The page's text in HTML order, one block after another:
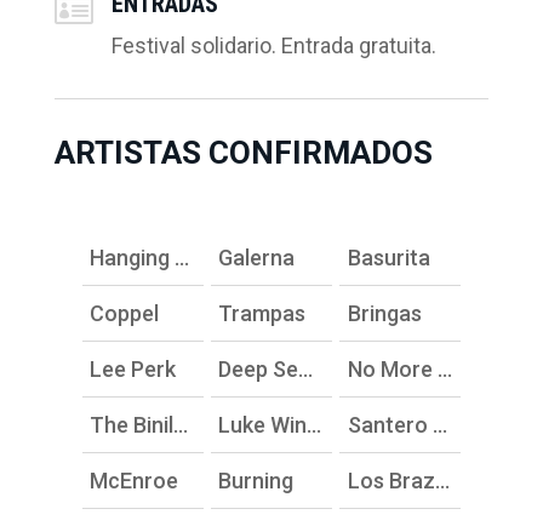

Festival solidario. Entrada gratuita.
ARTISTAS CONFIRMADOS
Hanging Stars Galerna Basurita
Coppel Trampas Bringas
Lee Perk Deep Sea Monk No More Bullshit
The Binilos y Rock & Kids Luke Winslow-King Santero y Los Muchachos
McEnroe Burning Los Brazos